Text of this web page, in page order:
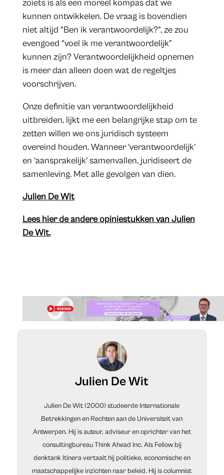
zoiets is als een moreel kompas dat we
kunnen ontwikkelen. De vraag is bovendien
niet altijd “Ben ik verantwoordelijk?”, ze zou
evengoed “voel ik me verantwoordelijk”
kunnen zijn? Verantwoordelijkheid opnemen
is meer dan alleen doen wat de regeltjes
voorschrijven.
Onze definitie van verantwoordelijkheid
uitbreiden, lijkt me een belangrijke stap om te
zetten willen we ons juridisch systeem
overeind houden. Wanneer ‘verantwoordelijk’
en ‘aansprakelijk’ samenvallen, juridiseert de
samenleving. Met alle gevolgen van dien.
Julien De Wit
Lees hier de andere opiniestukken van Julien
De Wit.
Julien De Wit
Julien De Wit (2000) studeerde Internationale
Betrekkingen en Rechten aan de Universiteit van
Antwerpen. Hij is auteur, adviseur en oprichter van het
consultingbureau Think Ahead Inc. Als Fellow bij
denktank Itinera vertaalt hij politieke, economische en
maatschappelijke inzichten naar beleid. Hij is columnist